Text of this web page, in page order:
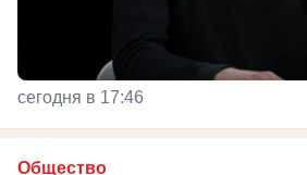
сегодня в 17:46
Общество